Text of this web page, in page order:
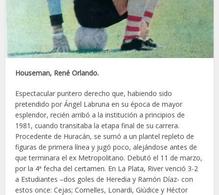
Houseman, René Orlando.
Espectacular puntero derecho que, habiendo sido
pretendido por Ángel Labruna en su época de mayor
esplendor, recién arribó a la institución a principios de
1981, cuando transitaba la etapa final de su carrera.
Procedente de Huracán, se sumó a un plantel repleto de
figuras de primera línea y jugó poco, alejándose antes de
que terminara el ex Metropolitano. Debutó el 11 de marzo,
por la 4ª fecha del certamen. En La Plata, River venció 3-2
a Estudiantes –dos goles de Heredia y Ramón Díaz- con
estos once: Cejas; Comelles, Lonardi, Giúdice y Héctor